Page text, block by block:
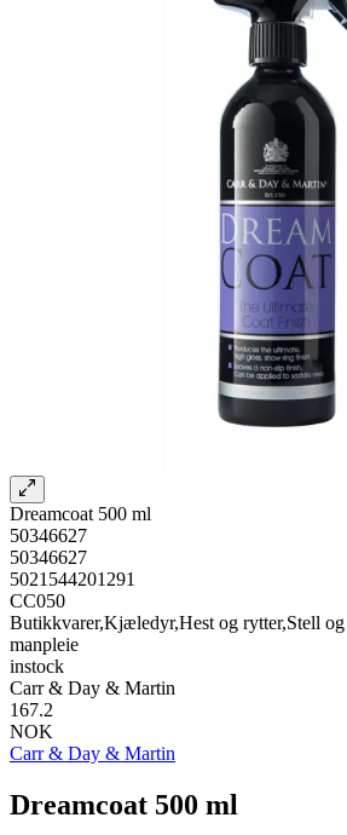
Dreamcoat 500 ml
50346627
50346627
5021544201291
CC050
Butikkvarer,Kjæledyr,Hest og rytter,Stell
manpleie
instock
Carr & Day & Martin
167.2
NOK
Carr & Day & Martin
Dreamcoat 500 ml